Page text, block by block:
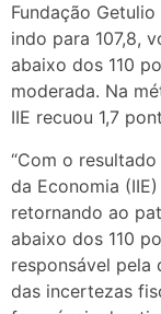
Fundação
indo para 107,8,
abaixo dos 110
moderada. Na
IIE recuou 1,7
“Com o
da Economia
retornando ao
abaixo dos 110
responsável pela
das incertezas